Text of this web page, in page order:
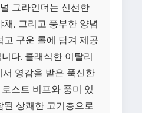
그라인더는 신선한
, 그리고 풍부한 양념
고 구운 롤에 담겨 제공
다. 클래식한 이탈리
영감을 받은 푹신한
스트 비프와 풍미 있
된 상쾌한 고기층으로